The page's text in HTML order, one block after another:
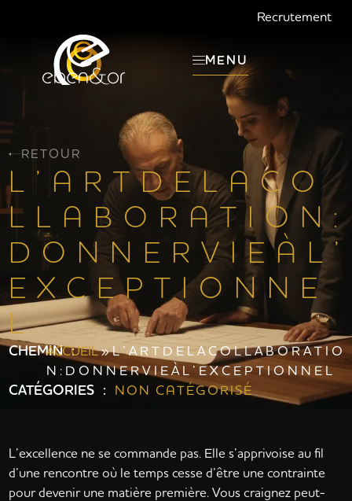
Recrutement
MENU
RETOUR
L ’ A R T D E L A C O
L L A B O R A T I O N :
D O N N E R V I E À L ’
E X C E P T I O N N E
L
CHEMIN :
ACCUEIL»L ’ A R T D E L A C O L L A B O R A T I O
N : D O N N E R V I E À L ’ E X C E P T I O N N E L
CATÉGORIES : NON CATÉGORISÉ
L’excellence ne se commande pas. Elle s’apprivoise au fil
d’une rencontre où le temps cesse d’être une contrainte
pour devenir une matière première. Vous craignez peut-